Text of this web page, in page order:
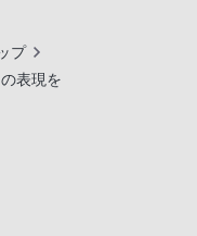
プ
表現を